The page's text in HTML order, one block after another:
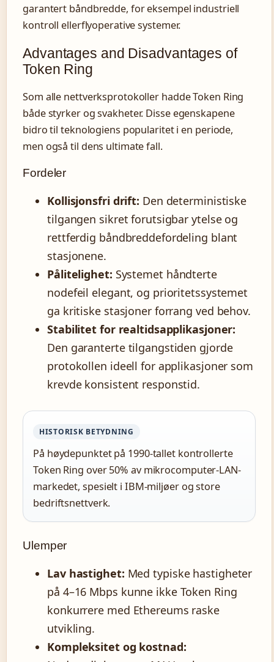
garantert båndbredde, for eksempel industriell
kontroll ellerflyoperative systemer.
Advantages and Disadvantages of
Token Ring
Som alle nettverksprotokoller hadde Token Ring
både styrker og svakheter. Disse egenskapene
bidro til teknologiens popularitet i en periode,
men også til dens ultimate fall.
Fordeler
Kollisjonsfri drift: Den deterministiske
tilgangen sikret forutsigbar ytelse og
rettferdig båndbreddefordeling blant
stasjonene.
Pålitelighet: Systemet håndterte
nodefeil elegant, og prioritetssystemet
ga kritiske stasjoner forrang ved behov.
Stabilitet for realtidsapplikasjoner:
Den garanterte tilgangstiden gjorde
protokollen ideell for applikasjoner som
krevde konsistent responstid.
HISTORISK BETYDNING
På høydepunktet på 1990-tallet kontrollerte
Token Ring over 50% av mikrocomputer-LAN-
markedet, spesielt i IBM-miljøer og store
bedriftsnettverk.
Ulemper
Lav hastighet: Med typiske hastigheter
på 4–16 Mbps kunne ikke Token Ring
konkurrere med Ethereums raske
utvikling.
Kompleksitet og kostnad: